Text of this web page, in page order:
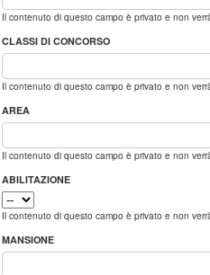
Il contenuto di questo campo è privato e non
CLASSI DI CONCORSO
Il contenuto di questo campo è privato e non
AREA
Il contenuto di questo campo è privato e non
ABILITAZIONE
Il contenuto di questo campo è privato e non
MANSIONE